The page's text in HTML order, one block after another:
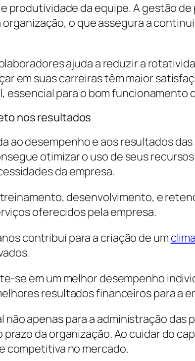
produtividade da equipe. A gestão
o que assegura a
ajuda a reduzir a
em suas carreiras têm maior
para o bom funcionamento
nos resultados
desempenho e aos resultados
otimizar o uso de seus
da empresa.
desenvolvimento, e
oferecidos pela empresa.
contribui para a criação de um
se em um melhor desempenho
resultados financeiros para a
apenas para a administração das
da organização. Ao cuidar do
competitiva no mercado.